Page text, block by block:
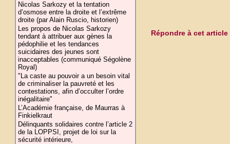
Nicolas Sarkozy et la tentation
d’osmose entre la droite et l’extrême
droite (par Alain Ruscio, historien)
Les propos de Nicolas Sarkozy
tendant à attribuer aux gènes la
pédophilie et les tendances
suicidaires des jeunes sont
inacceptables (communiqué Ségolène
Royal)
"La caste au pouvoir a un besoin vital
de criminaliser la pauvreté et les
contestations, afin d’occulter l’ordre
inégalitaire"
L’Académie française, de Maurras à
Finkielkraut
Délinquants solidaires contre l’article 2
de la LOPPSI, projet de loi sur la
sécurité intérieure,
Répondre à cet article